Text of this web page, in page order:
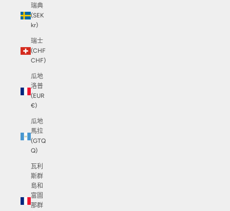
瑞典
(SEK
kr)
瑞士
(CHF
CHF)
瓜地
洛普
(EUR
€)
瓜地
馬拉
(GTQ
Q)
瓦利
斯群
島和
富圖
那群